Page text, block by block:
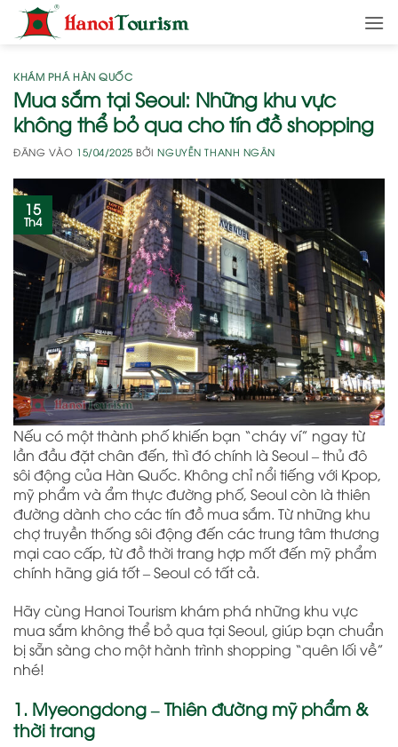
qua
dungKHÁM PHÁ HÀN QUỐC
Mua sắm tại Seoul: Những khu vực
không thể bỏ qua cho tín đồ shopping
ĐĂNG VÀO 15/04/2025 BỞINGUYỄN THANH NGÂN
15
Th4
Nếu có một thành phố khiến bạn “cháy ví” ngay từ
lần đầu đặt chân đến, thì đó chính là Seoul – thủ đô
sôi động của Hàn Quốc. Không chỉ nổi tiếng với Kpop,
mỹ phẩm và ẩm thực đường phố, Seoul còn là thiên
đường dành cho các tín đồ mua sắm. Từ những khu
chợ truyền thống sôi động đến các trung tâm thương
mại cao cấp, từ đồ thời trang hợp mốt đến mỹ phẩm
chính hãng giá tốt – Seoul có tất cả.
Hãy cùng Hanoi Tourism khám phá những khu vực
mua sắm không thể bỏ qua tại Seoul, giúp bạn chuẩn
bị sẵn sàng cho một hành trình shopping “quên lối về”
nhé!
1. Myeongdong – Thiên đường mỹ phẩm &
thời trang